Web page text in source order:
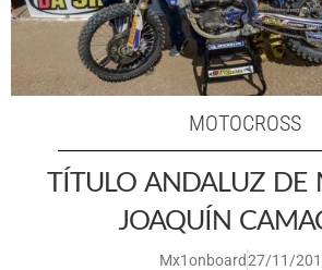
MOTOCROSS
TÍTULO ANDALUZ DE
JOAQUÍN
Mx1onboard27/11/